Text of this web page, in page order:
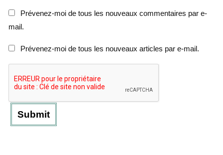
Prévenez-moi de tous les nouveaux commentaires par e-
mail.
Prévenez-moi de tous les nouveaux articles par e-mail.